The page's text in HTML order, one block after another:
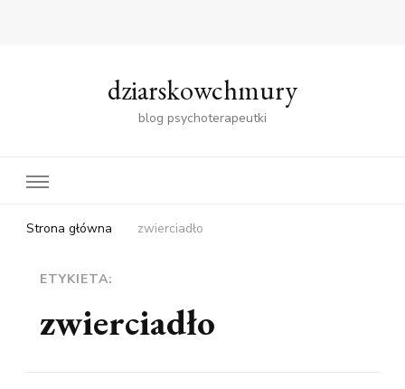
dziarskowchmury
blog psychoterapeutki
Strona główna zwierciadło
ETYKIETA:
zwierciadło